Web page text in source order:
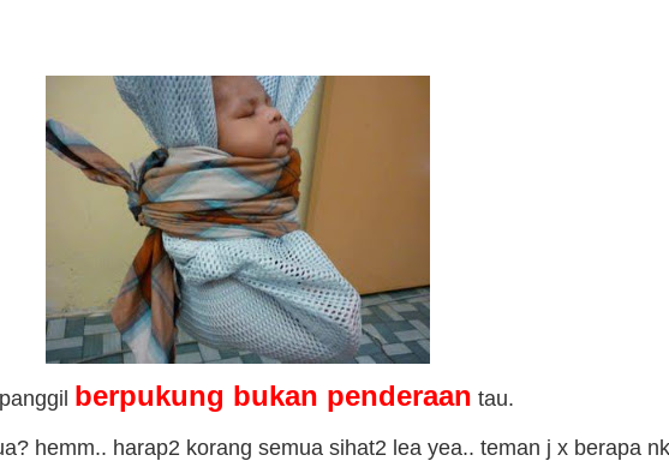
berpukung bukan penderaan tau.
hemm.. harap2 korang semua sihat2 lea yea.. teman j x berapa nk